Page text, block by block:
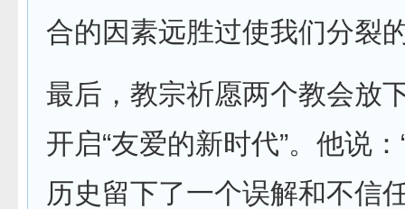
合的因素远胜过使我们分裂
最后，教宗祈愿两个教会放
开启“友爱的新时代”。他说
历史留下了一个误解和不信